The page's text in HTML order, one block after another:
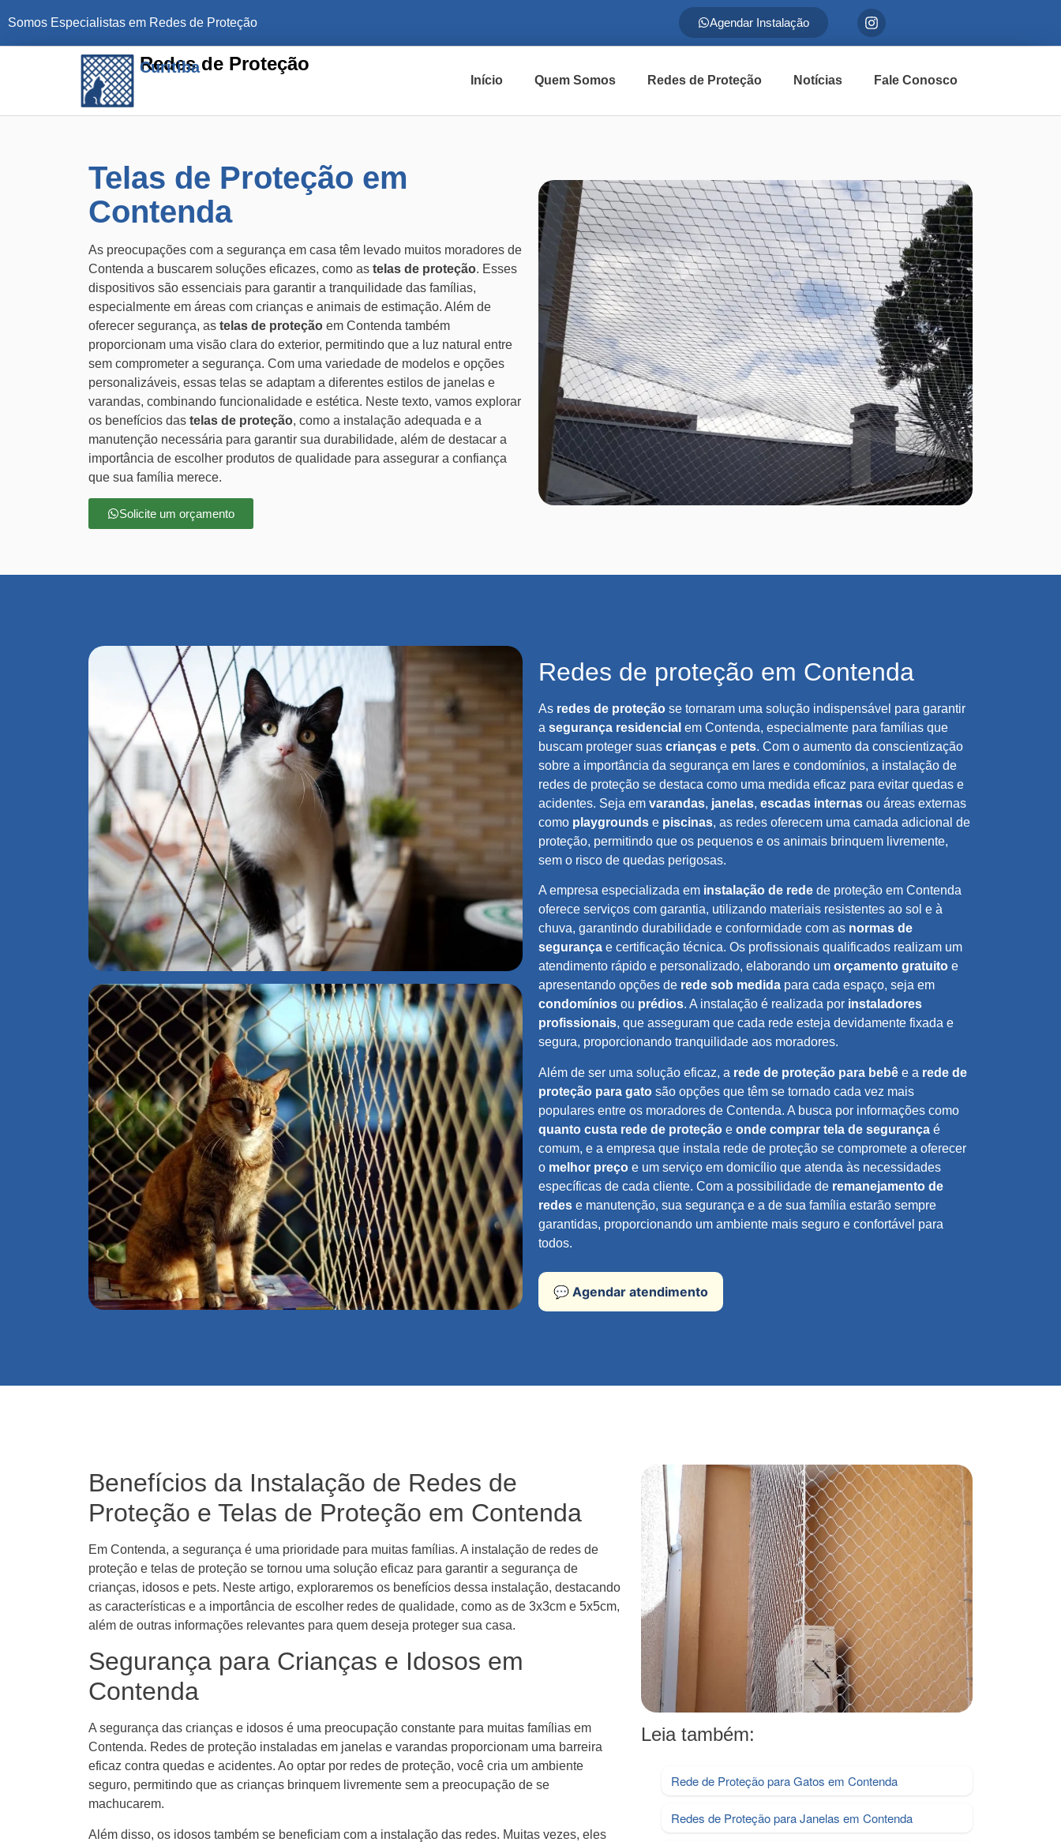
Somos Especialistas em Redes de Proteção Agendar Instalação
Redes de Proteção
Curitiba
Início Quem Somos Redes de Proteção Notícias Fale Conosco
Telas de Proteção em
Contenda
As preocupações com a segurança em casa têm levado muitos moradores de
Contenda a buscarem soluções eficazes, como as telas de proteção. Esses
dispositivos são essenciais para garantir a tranquilidade das famílias,
especialmente em áreas com crianças e animais de estimação. Além de
oferecer segurança, as telas de proteção em Contenda também
proporcionam uma visão clara do exterior, permitindo que a luz natural entre
sem comprometer a segurança. Com uma variedade de modelos e opções
personalizáveis, essas telas se adaptam a diferentes estilos de janelas e
varandas, combinando funcionalidade e estética. Neste texto, vamos explorar
os benefícios das telas de proteção, como a instalação adequada e a
manutenção necessária para garantir sua durabilidade, além de destacar a
importância de escolher produtos de qualidade para assegurar a confiança
que sua família merece.
Solicite um orçamento
Redes de proteção em Contenda
As redes de proteção se tornaram uma solução indispensável para garantir
a segurança residencial em Contenda, especialmente para famílias que
buscam proteger suas crianças e pets. Com o aumento da conscientização
sobre a importância da segurança em lares e condomínios, a instalação de
redes de proteção se destaca como uma medida eficaz para evitar quedas e
acidentes. Seja em varandas, janelas, escadas internas ou áreas externas
como playgrounds e piscinas, as redes oferecem uma camada adicional de
proteção, permitindo que os pequenos e os animais brinquem livremente,
sem o risco de quedas perigosas.
A empresa especializada em instalação de rede de proteção em Contenda
oferece serviços com garantia, utilizando materiais resistentes ao sol e à
chuva, garantindo durabilidade e conformidade com as normas de
segurança e certificação técnica. Os profissionais qualificados realizam um
atendimento rápido e personalizado, elaborando um orçamento gratuito e
apresentando opções de rede sob medida para cada espaço, seja em
condomínios ou prédios. A instalação é realizada por instaladores
profissionais, que asseguram que cada rede esteja devidamente fixada e
segura, proporcionando tranquilidade aos moradores.
Além de ser uma solução eficaz, a rede de proteção para bebê e a rede de
proteção para gato são opções que têm se tornado cada vez mais
populares entre os moradores de Contenda. A busca por informações como
quanto custa rede de proteção e onde comprar tela de segurança é
comum, e a empresa que instala rede de proteção se compromete a oferecer
o melhor preço e um serviço em domicílio que atenda às necessidades
específicas de cada cliente. Com a possibilidade de remanejamento de
redes e manutenção, sua segurança e a de sua família estarão sempre
garantidas, proporcionando um ambiente mais seguro e confortável para
todos.
💬 Agendar atendimento
Benefícios da Instalação de Redes de
Proteção e Telas de Proteção em Contenda
Em Contenda, a segurança é uma prioridade para muitas famílias. A instalação de redes de
proteção e telas de proteção se tornou uma solução eficaz para garantir a segurança de
crianças, idosos e pets. Neste artigo, exploraremos os benefícios dessa instalação, destacando
as características e a importância de escolher redes de qualidade, como as de 3x3cm e 5x5cm,
além de outras informações relevantes para quem deseja proteger sua casa.
Segurança para Crianças e Idosos em
Contenda
A segurança das crianças e idosos é uma preocupação constante para muitas famílias em
Contenda. Redes de proteção instaladas em janelas e varandas proporcionam uma barreira
eficaz contra quedas e acidentes. Ao optar por redes de proteção, você cria um ambiente
seguro, permitindo que as crianças brinquem livremente sem a preocupação de se
machucarem.
Além disso, os idosos também se beneficiam com a instalação das redes. Muitas vezes, eles
Leia também:
Rede de Proteção para Gatos em Contenda
Redes de Proteção para Janelas em Contenda